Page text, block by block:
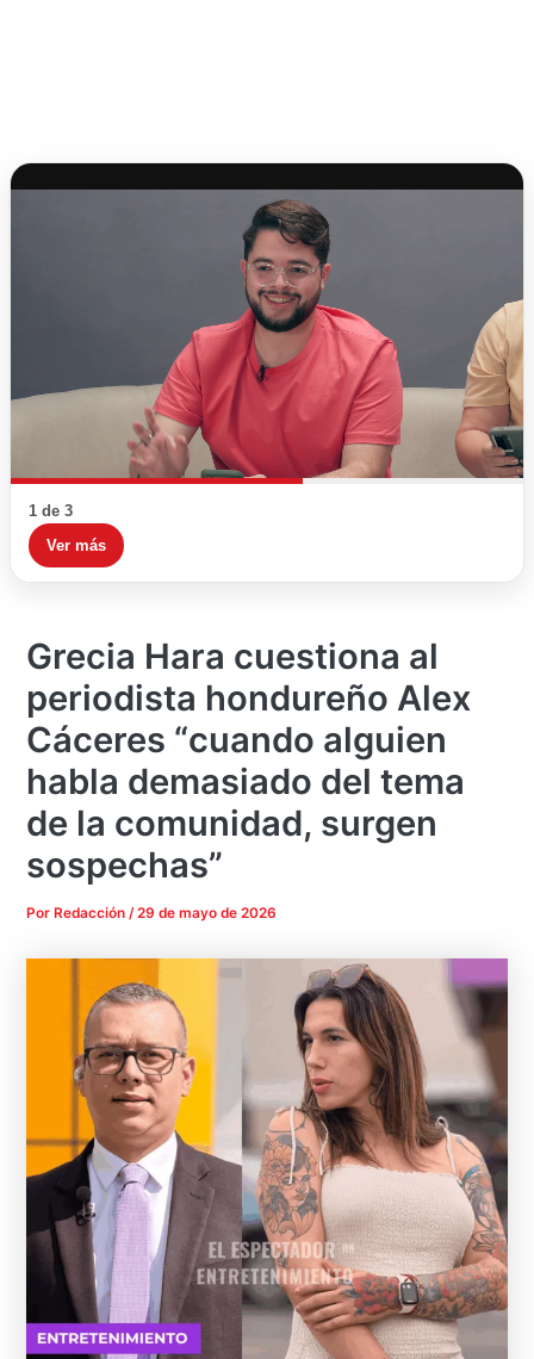
1 de 3
Ver más
Grecia Hara cuestiona al
periodista hondureño Alex
Cáceres “cuando alguien
habla demasiado del tema
de la comunidad, surgen
sospechas”
Por Redacción/29 de mayo de 2026